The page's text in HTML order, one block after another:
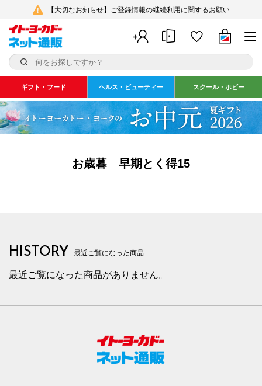
【大切なお知らせ】ご登録情報の継続利用に関するお願い
ギフト・フード ヘルス・ビューティー スクール・ホビー
お歳暮 早期とく得15
HISTORY 最近ご覧になった商品
最近ご覧になった商品がありません。